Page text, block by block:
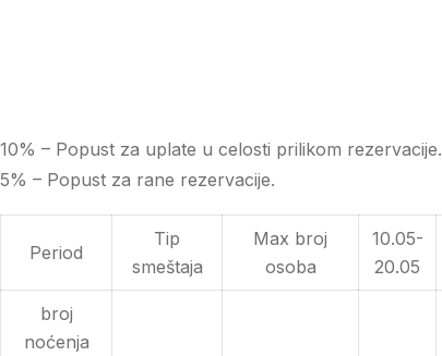
10% – Popust za uplate u celosti prilikom rezervacije.
5% – Popust za rane rezervacije.
Period
Tip
smeštaja
Max broj
osoba
10.05-
20.05
broj
noćenja